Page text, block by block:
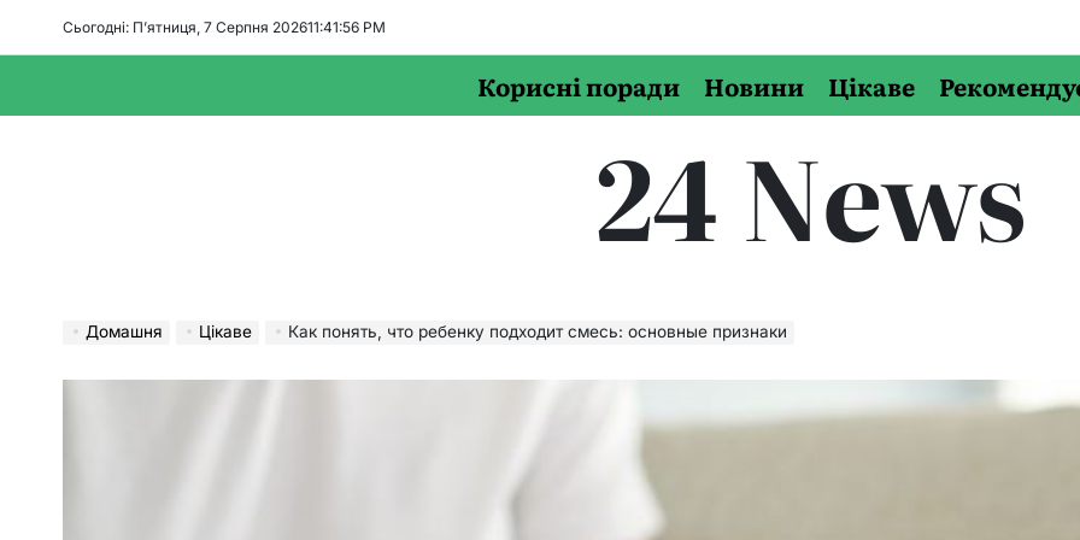
Сьогодні: П’ятниця, 7 Серпня 202611:41:57 PM
Корисні поради Новини Цікаве
24 News
Домашня Цікаве Как понять, что ребенку подходит смесь: основные признаки